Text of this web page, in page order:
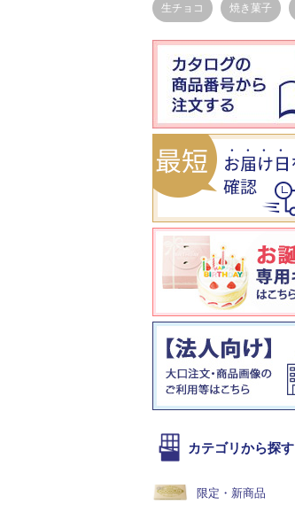
生チョコ 焼き菓子
カテゴリから探す
限定・新商品